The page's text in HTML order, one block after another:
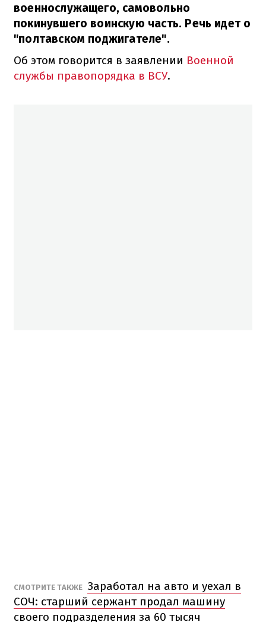
военнослужащего, самовольно
покинувшего воинскую часть. Речь идет о
"полтавском поджигателе".
Об этом говорится в заявлении Военной
службы правопорядка в ВСУ.
СМОТРИТЕ ТАКЖЕ Заработал на авто и уехал в
СОЧ: старший сержант продал машину
своего подразделения за 60 тысяч